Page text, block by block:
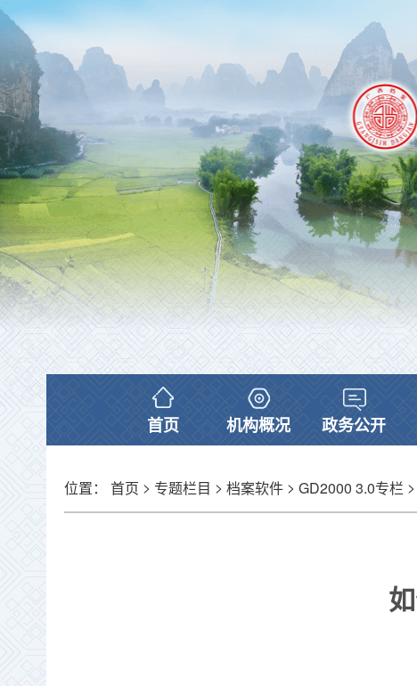
首页 机构概况 政务公开
位置： 首页 > 专题栏目 > 档案软件 > GD2000 3.0专栏 >